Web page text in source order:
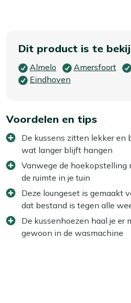
Dit product is te
Almelo Amersfoort
Eindhoven
Voordelen en tips
De kussens zitten lekker en
wat langer blijft hangen
Vanwege de hoekopstelling
de ruimte in je tuin
Deze loungeset is gemaakt
dat bestand is tegen alle
De kussenhoezen haal je er
gewoon in de wasmachine